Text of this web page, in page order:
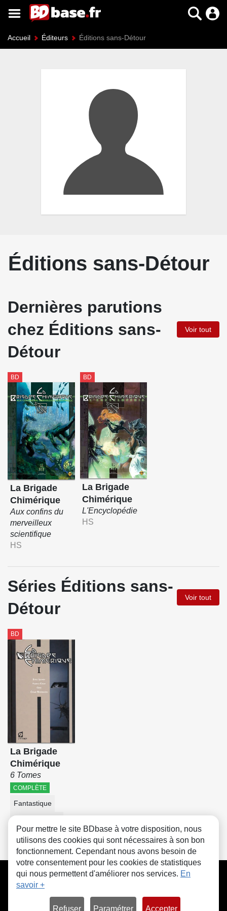
Accueil Éditeurs Éditions sans-Détour
Éditions sans-Détour
Dernières parutions
chez Éditions sans-
Détour
Voir tout
BD
La Brigade
Chimérique
Aux confins du
merveilleux
scientifique
HS
BD
La Brigade
Chimérique
L'Encyclopédie
HS
Séries Éditions sans-
Détour
Voir tout
BD
La Brigade
Chimérique
6 Tomes
COMPLÈTE
Fantastique
CGU FAQ Contact Cookies
Pour mettre le site BDbase à votre disposition, nous
utilisons des cookies qui sont nécessaires à son bon
fonctionnement. Cependant nous avons besoin de
votre consentement pour les cookies de statistiques
qui nous permettent d'améliorer nos services. En
savoir +
Refuser Paramétrer Accepter